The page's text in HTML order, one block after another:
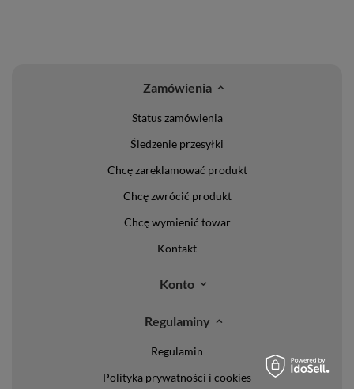
Zamówienia
Status zamówienia
Śledzenie przesyłki
Chcę zareklamować produkt
Chcę zwrócić produkt
Chcę wymienić towar
Kontakt
Konto
Regulaminy
Regulamin
Polityka prywatności i cookies